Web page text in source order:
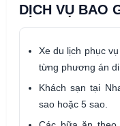
DỊCH VỤ BAO
Xe du lịch phục
từng phương án di
Khách sạn tại
sao hoặc 5 sao.